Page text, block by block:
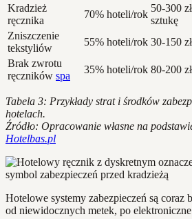
Kradzież
ręcznika
70% hoteli/rok
50-300
sztukę
Zniszczenie
tekstyliów
55% hoteli/rok 30-150 zł
Brak zwrotu
ręczników spa
35% hoteli/rok 80-200 zł
Tabela 3: Przykłady strat i środków
hotelach.
Źródło: Opracowanie własne na
Hotelbas.pl
Hotelowe systemy zabezpieczeń są coraz
od niewidocznych metek, po